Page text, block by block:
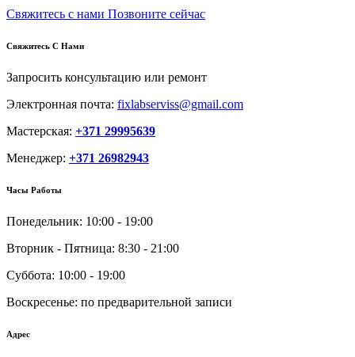
Свяжитесь с нами Позвоните сейчас
Свяжитесь С Нами
Запросить консультацию или ремонт
Электронная почта: fixlabserviss@gmail.com
Мастерская: +371 29995639
Менеджер: +371 26982943
Часы Работы
Понедельник: 10:00 - 19:00
Вторник - Пятница: 8:30 - 21:00
Суббота: 10:00 - 19:00
Воскресенье: по предварительной записи
Адрес